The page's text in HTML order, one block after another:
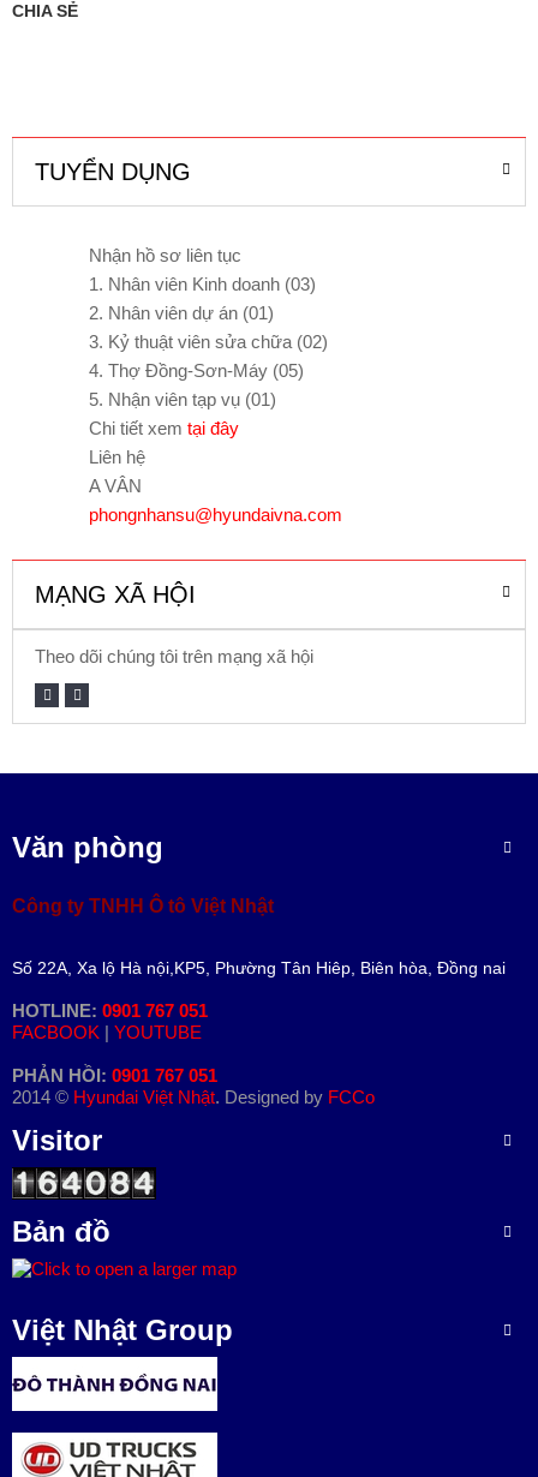
CHIA SẺ
TUYỂN DỤNG
Nhận hồ sơ liên tục
1. Nhân viên Kinh doanh (03)
2. Nhân viên dự án (01)
3. Kỷ thuật viên sửa chữa (02)
4. Thợ Đồng-Sơn-Máy (05)
5. Nhận viên tạp vụ (01)
Chi tiết xemtại đây
Liên hệ
A VÂN
phongnhansu@hyundaivna.com
MẠNG XÃ HỘI
Theo dõi chúng tôi trên mạng xã hội
Văn phòng
Công ty TNHH Ô tô Việt Nhật
Số 22A, Xa lộ Hà nội,KP5, Phường Tân Hiêp, Biên hòa, Đồng nai
HOTLINE: 0901 767 051
FACBOOK | YOUTUBE
PHẢN HỒI: 0901 767 051
2014 © Hyundai Việt Nhật. Designed by FCCo
Visitor
Bản đồ
Việt Nhật Group